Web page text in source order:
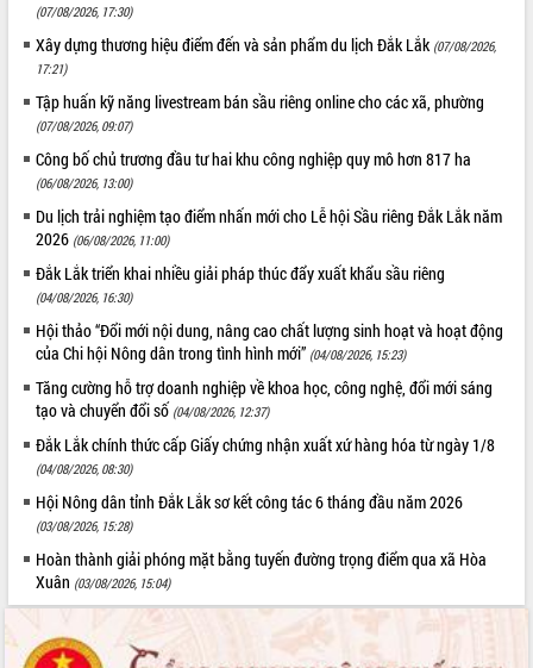
Đắk Lắk công bố Quy hoạch và xúc
tiến đầu tư tỉnh
Ngành cá ngừ Đắk Lắk chủ động thích
ứng để giữ vững thị trường xuất khẩu
Diễn đàn Kinh tế tư nhân Việt Nam đột
phá cơ chế - Hợp tác công tư
Đề án 06 tạo bước ngoặt đột phá trong
Kết nối tour, đẩy mạnh chuyển đổi số
để phát triển du lịch Đắk Lắk
Khởi động Dự án Đầu tư xây dựng hạ
tầng kỹ thuật Cụm công nghiệp Tân
Tiến
Gặp mặt các cơ quan báo chí nhân Kỷ
niệm 101 năm Ngày Báo chí Cách
mạng Việt Nam
Đắk Lắk sơ kết 4 năm triển khai thực
hiện Đề án 06 của Chính phủ
Họp báo thông tin về Hội nghị Công bố
Quy hoạch và Xúc tiến đầu tư tỉnh Đắk
Lắk
Khơi thông điểm nghẽn, đẩy nhanh
giải ngân vốn khắc phục thiên tai
hoạch tỉnh thời kỳ 2021-2030
(07/08/2026, 17:30)
Xây dựng thương hiệu điểm đến và sản phẩm du lịch Đắk Lắk (07/08/2026,
17:21)
Tập huấn kỹ năng livestream bán sầu riêng online cho các xã, phường
(07/08/2026, 09:07)
Công bố chủ trương đầu tư hai khu công nghiệp quy mô hơn 817 ha
(06/08/2026, 13:00)
Du lịch trải nghiệm tạo điểm nhấn mới cho Lễ hội Sầu riêng Đắk Lắk năm
2026 (06/08/2026, 11:00)
Đắk Lắk triển khai nhiều giải pháp thúc đẩy xuất khẩu sầu riêng
(04/08/2026, 16:30)
Hội thảo “Đổi mới nội dung, nâng cao chất lượng sinh hoạt và hoạt động
của Chi hội Nông dân trong tình hình mới” (04/08/2026, 15:23)
Tăng cường hỗ trợ doanh nghiệp về khoa học, công nghệ, đổi mới sáng
tạo và chuyển đổi số (04/08/2026, 12:37)
Đắk Lắk chính thức cấp Giấy chứng nhận xuất xứ hàng hóa từ ngày 1/8
(04/08/2026, 08:30)
Hội Nông dân tỉnh Đắk Lắk sơ kết công tác 6 tháng đầu năm 2026
(03/08/2026, 15:28)
Hoàn thành giải phóng mặt bằng tuyến đường trọng điểm qua xã Hòa
Xuân (03/08/2026, 15:04)